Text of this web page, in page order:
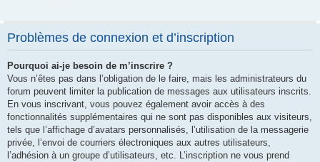
Problèmes de connexion et d’inscription
Pourquoi ai-je besoin de m’inscrire ?
Vous n’êtes pas dans l’obligation de le faire, mais les administrateurs du
forum peuvent limiter la publication de messages aux utilisateurs inscrits.
En vous inscrivant, vous pouvez également avoir accès à des
fonctionnalités supplémentaires qui ne sont pas disponibles aux visiteurs,
tels que l’affichage d’avatars personnalisés, l’utilisation de la messagerie
privée, l’envoi de courriers électroniques aux autres utilisateurs,
l’adhésion à un groupe d’utilisateurs, etc. L’inscription ne vous prend